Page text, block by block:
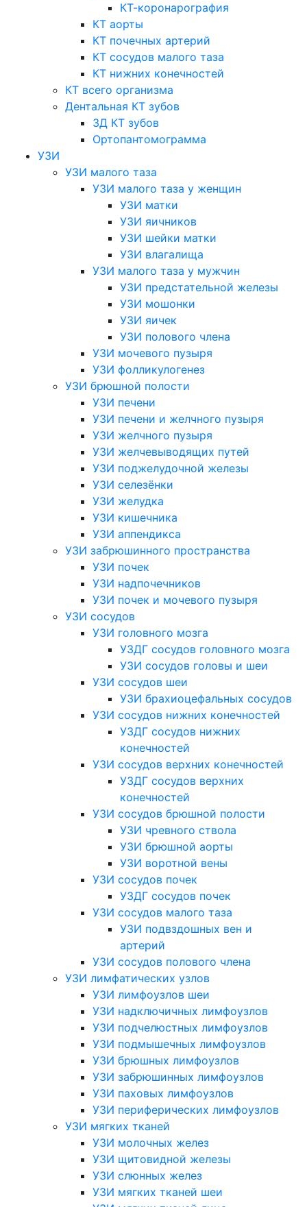
КТ-коронарография
КТ аорты
КТ почечных артерий
КТ сосудов малого таза
КТ нижних конечностей
КТ всего организма
Дентальная КТ зубов
3Д КТ зубов
Ортопантомограмма
УЗИ
УЗИ малого таза
УЗИ малого таза у женщин
УЗИ матки
УЗИ яичников
УЗИ шейки матки
УЗИ влагалища
УЗИ малого таза у мужчин
УЗИ предстательной железы
УЗИ мошонки
УЗИ яичек
УЗИ полового члена
УЗИ мочевого пузыря
УЗИ фолликулогенез
УЗИ брюшной полости
УЗИ печени
УЗИ печени и желчного пузыря
УЗИ желчного пузыря
УЗИ желчевыводящих путей
УЗИ поджелудочной железы
УЗИ селезёнки
УЗИ желудка
УЗИ кишечника
УЗИ аппендикса
УЗИ забрюшинного пространства
УЗИ почек
УЗИ надпочечников
УЗИ почек и мочевого пузыря
УЗИ сосудов
УЗИ головного мозга
УЗДГ сосудов головного мозга
УЗИ сосудов головы и шеи
УЗИ сосудов шеи
УЗИ брахиоцефальных сосудов
УЗИ сосудов нижних конечностей
УЗДГ сосудов нижних
конечностей
УЗИ сосудов верхних конечностей
УЗДГ сосудов верхних
конечностей
УЗИ сосудов брюшной полости
УЗИ чревного ствола
УЗИ брюшной аорты
УЗИ воротной вены
УЗИ сосудов почек
УЗДГ сосудов почек
УЗИ сосудов малого таза
УЗИ подвздошных вен и
артерий
УЗИ сосудов полового члена
УЗИ лимфатических узлов
УЗИ лимфоузлов шеи
УЗИ надключичных лимфоузлов
УЗИ подчелюстных лимфоузлов
УЗИ подмышечных лимфоузлов
УЗИ брюшных лимфоузлов
УЗИ забрюшинных лимфоузлов
УЗИ паховых лимфоузлов
УЗИ периферических лимфоузлов
УЗИ мягких тканей
УЗИ молочных желез
УЗИ щитовидной железы
УЗИ слюнных желез
УЗИ мягких тканей шеи